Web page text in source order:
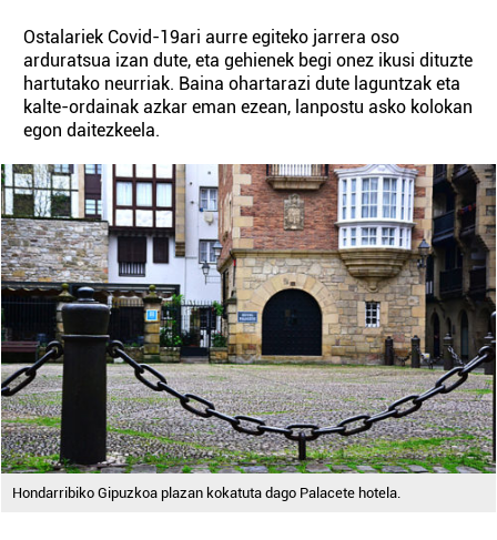
Ostalariek Covid-19ari aurre egiteko jarrera oso
arduratsua izan dute, eta gehienek begi onez ikusi dituzte
hartutako neurriak. Baina ohartarazi dute laguntzak eta
kalte-ordainak azkar eman ezean, lanpostu asko kolokan
egon daitezkeela.
Hondarribiko Gipuzkoa plazan kokatuta dago Palacete hotela.